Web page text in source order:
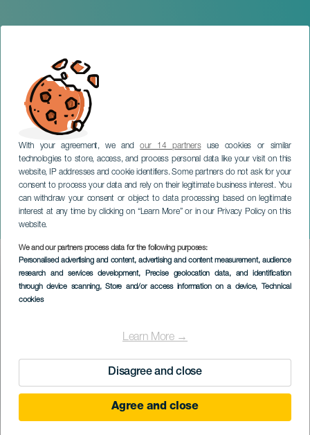
With your agreement, we andour 14 partnersuse cookies or similar
technologies to store, access, and process personal data like your visit on this
website, IP addresses and cookie identifiers. Some partners do not ask for your
consent to process your data and rely on their legitimate business interest. You
can withdraw your consent or object to data processing based on legitimate
interest at any time by clicking on “Learn More” or in our Privacy Policy on this
website.
We and our partners process data for the following purposes:
Personalised advertising and content, advertising and content measurement, audience
research and services development, Precise geolocation data, and identification
through device scanning, Store and/or access information on a device, Technical
cookies
Learn More →
Disagree and close
Agree and close
Ven y Vino
TENERIFE
Imagen
Listado